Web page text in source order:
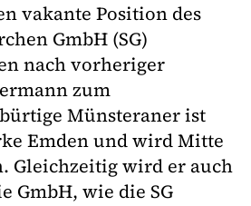
vakante Position des
GmbH (SG)
nach vorheriger
zum
Münsteraner ist
Emden und wird Mitte
Gleichzeitig wird er auch
GmbH, wie die SG